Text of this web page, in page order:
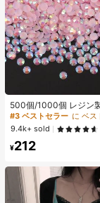
500個/1000個 レジン
ーフラットバックライ
ミニラウンドラインス
ホケース、カップ、靴
類装飾、ハンドメイド
ファン、ネームタグ用
売り切れ間近！
#3 ベストセラー
売り切れ間近！
#3 ベストセラー
売り切れ間近！
#3 ベストセラー
売り切れ間近！
9.4k+ sold
¥212